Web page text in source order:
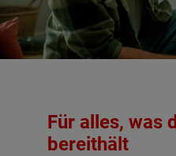
Für alles, was
bereithält